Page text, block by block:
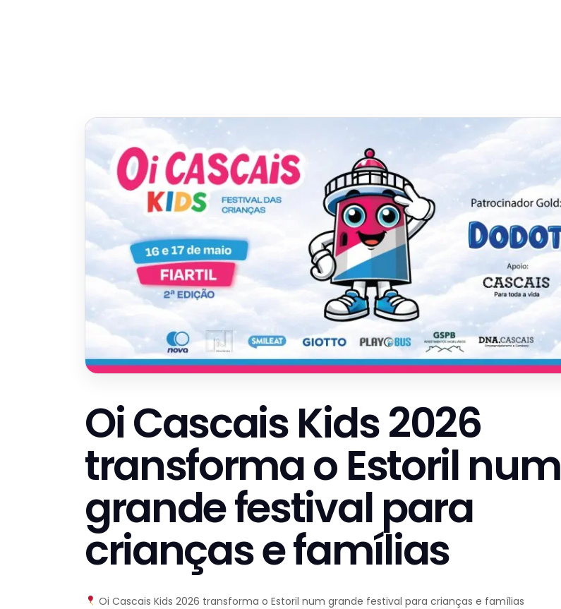
Oi Cascais Kids 2026
transforma o Estoril num
grande festival para
crianças e famílias
Oi Cascais Kids 2026 transforma o Estoril num grande festival para crianças e famílias